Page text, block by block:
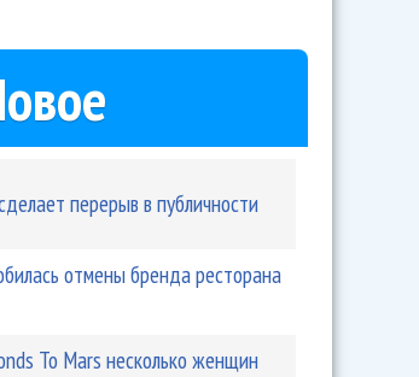
перерыв в публичности
отмены бренда ресторана
To Mars несколько женщин